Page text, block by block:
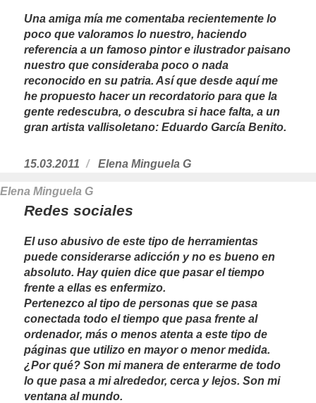
Una amiga mía me comentaba recientemente lo
poco que valoramos lo nuestro, haciendo
referencia a un famoso pintor e ilustrador paisano
nuestro que consideraba poco o nada
reconocido en su patria. Así que desde aquí me
he propuesto hacer un recordatorio para que la
gente redescubra, o descubra si hace falta, a un
gran artista vallisoletano:Eduardo García Benito.
Publicado
15.03.2011 https://www.experimenta.es/author/
Elena Minguela G
Elena Minguela G
Redes sociales
El uso abusivo de este tipo de herramientas
puede considerarse adicción y no es bueno en
absoluto. Hay quien dice que pasar el tiempo
frente a ellas es enfermizo.
Pertenezco al tipo de personas que se pasa
conectada todo el tiempo que pasa frente al
ordenador, más o menos atenta a este tipo de
páginas que utilizo en mayor o menor medida.
¿Por qué? Son mi manera de enterarme de todo
lo que pasa a mi alrededor, cerca y lejos. Son mi
ventana al mundo.